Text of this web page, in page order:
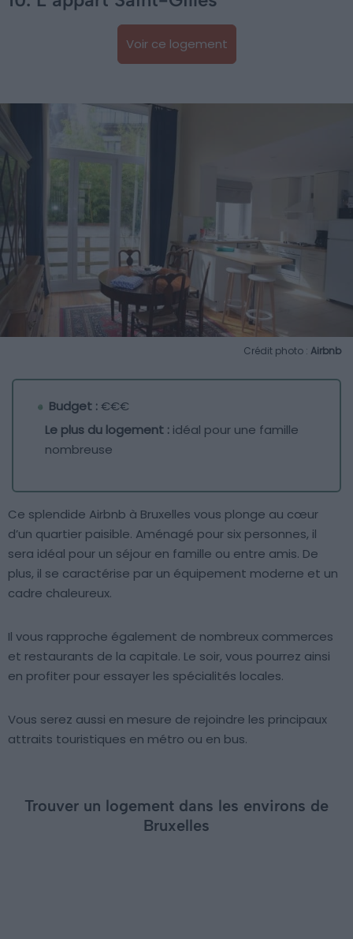
Voir ce logement
Crédit photo : Airbnb
Budget :€€€
Le plus du logement : idéal pour une famille
nombreuse
Ce splendide Airbnb à Bruxelles vous plonge au cœur
d’un quartier paisible. Aménagé pour six personnes, il
sera idéal pour un séjour en famille ou entre amis. De
plus, il se caractérise par un équipement moderne et un
cadre chaleureux.
Il vous rapproche également de nombreux commerces
et restaurants de la capitale. Le soir, vous pourrez ainsi
en profiter pour essayer les spécialités locales.
Vous serez aussi en mesure de rejoindre les principaux
attraits touristiques en métro ou en bus.
Trouver un logement dans les environs de
Bruxelles